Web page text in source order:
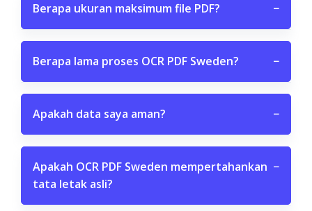
Berapa ukuran maksimum file PDF? −
Berapa lama proses OCR PDF Sweden? −
Apakah data saya aman? −
Apakah OCR PDF Sweden mempertahankan
tata letak asli?
−